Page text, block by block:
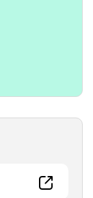
a new window)